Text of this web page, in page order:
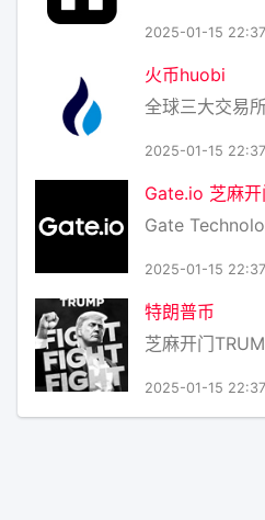
2025-01-15
火币huobi
全球三大交易
2025-01-15
Gate.io 芝麻开
Gate
2025-01-15
特朗普币
芝麻开门
2025-01-15